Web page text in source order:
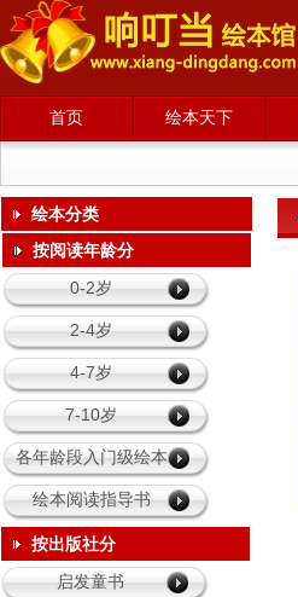
首页 绘本天下
绘本分类
请输入内容
按阅读年龄分
0-2岁
2-4岁
4-7岁
7-10岁
各年龄段入门级绘本
绘本阅读指导书
育儿的我
童年乐园
按出版社分
启发童书